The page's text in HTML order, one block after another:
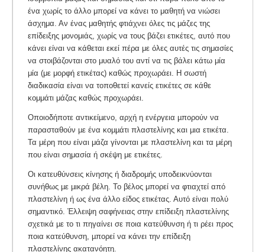
ένα χωρίς το άλλο μπορεί να κάνει το μαθητή να νιώσει
άσχημα. Αν ένας μαθητής φτιάχνει όλες τις μάζες της
επίδειξης μονομιάς, χωρίς να τους βάζει ετικέτες, αυτό που
κάνει είναι να κάθεται εκεί πέρα με όλες αυτές τις σημασίες
να στοιβάζονται στο μυαλό του αντί να τις βάλει κάτω μία
μία (με μορφή ετικέτας) καθώς προχωράει. Η σωστή
διαδικασία είναι να τοποθετεί κανείς ετικέτες σε κάθε
κομμάτι μάζας καθώς προχωράει.
Οποιοδήποτε αντικείµενο, αρχή η ενέργεια µπορούν να
παρασταθούν µε ένα κοµµάτι πλαστελίνης και µια ετικέτα.
Τα μέρη που είναι μάζα γίνονται με πλαστελίνη και τα μέρη
που είναι σημασία ή σκέψη με ετικέτες.
Οι κατευθύνσεις κίνησης ή διαδροµής υποδεικνύονται
συνήθως µε µικρά βέλη. Το βέλος μπορεί να φτιαχτεί από
πλαστελίνη ή ως ένα άλλο είδος ετικέτας. Αυτό είναι πολύ
σημαντικό. Έλλειψη σαφήνειας στην επίδειξη πλαστελίνης
σχετικά µε το τι πηγαίνει σε ποια κατεύθυνση ή τι ρέει προς
ποια κατεύθυνση, µπορεί να κάνει την επίδειξη
πλαστελίνης ακατανόητη.